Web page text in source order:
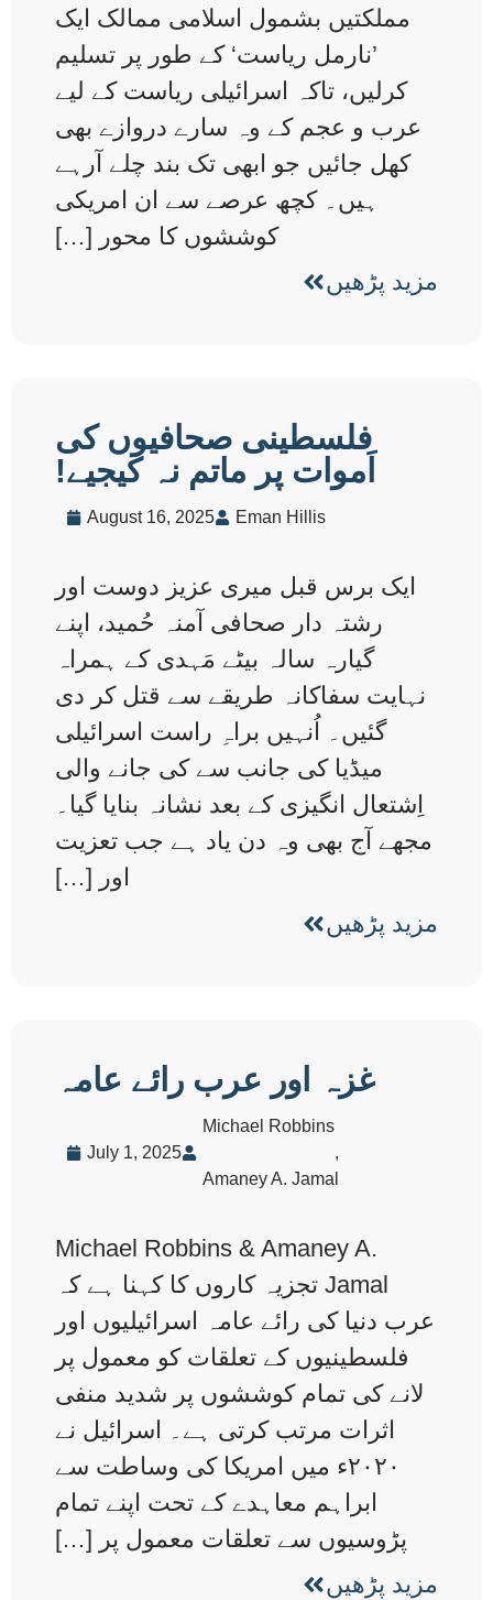
مملکتیں بشمول اسلامی ممالک ایک
’نارمل ریاست‘ کے طور پر تسلیم
کرلیں، تاکہ اسرائیلی ریاست کے لیے
عرب و عجم کے وہ سارے دروازے بھی
کھل جائیں جو ابھی تک بند چلے آرہے
ہیں۔ کچھ عرصے سے ان امریکی
کوششوں کا محور […]
مزید پڑھیں
فلسطینی صحافیوں کی
اَموات پر ماتم نہ کیجیے!
August 16, 2025 Eman Hillis
ایک برس قبل میری عزیز دوست اور
رشتہ دار صحافی آمنہ حُمید، اپنے
گیارہ سالہ بیٹے مَہدی کے ہمراہ
نہایت سفاکانہ طریقے سے قتل کر دی
گئیں۔ اُنہیں براہِ راست اسرائیلی
میڈیا کی جانب سے کی جانے والی
اِشتعال انگیزی کے بعد نشانہ بنایا گیا۔
مجھے آج بھی وہ دن یاد ہے جب تعزیت
اور […]
مزید پڑھیں
غزہ اور عرب رائے عامہ
July 1, 2025
Michael Robbins
,
Amaney A. Jamal
Michael Robbins & Amaney A.
Jamal تجزیہ کاروں کا کہنا ہے کہ
عرب دنیا کی رائے عامہ اسرائیلیوں اور
فلسطینیوں کے تعلقات کو معمول پر
لانے کی تمام کوششوں پر شدید منفی
اثرات مرتب کرتی ہے۔ اسرائیل نے
۲۰۲۰ء میں امریکا کی وساطت سے
ابراہم معاہدے کے تحت اپنے تمام
پڑوسیوں سے تعلقات معمول پر […]
مزید پڑھیں